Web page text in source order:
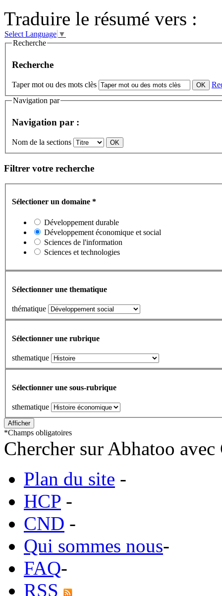
Traduire le résumé vers :
Select Language ▼
Recherche
Recherche
Taper mot ou des mots clès
Navigation par
Navigation par :
Nom de la sections
Filtrer votre recherche
Sélectioner un domaine *
Développement durable
Développement économique et social
Sciences de l'information
Sciences et technologies
Sélectionner une thematique
thématique
Sélectionner une rubrique
sthematique
Sélectionner une sous-rubrique
sthematique
*Champs obligatoires
Chercher sur Abhatoo
Plan du site -
HCP -
CND -
Qui sommes nous-
FAQ-
RSS